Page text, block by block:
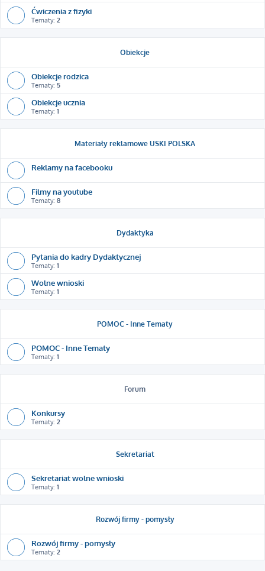
Ćwiczenia z fizyki
Tematy: 2
Obiekcje
Obiekcje rodzica
Tematy: 5
Obiekcje ucznia
Tematy: 1
Materiały reklamowe USKI POLSKA
Reklamy na facebooku
Filmy na youtube
Tematy: 8
Dydaktyka
Pytania do kadry Dydaktycznej
Tematy: 1
Wolne wnioski
Tematy: 1
POMOC - Inne Tematy
POMOC - Inne Tematy
Tematy: 1
Forum
Konkursy
Tematy: 2
Sekretariat
Sekretariat wolne wnioski
Tematy: 1
Rozwój firmy - pomysły
Rozwój firmy - pomysły
Tematy: 2